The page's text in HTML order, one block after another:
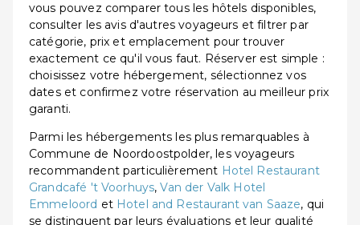
vous pouvez comparer tous les hôtels disponibles,
consulter les avis d'autres voyageurs et filtrer par
catégorie, prix et emplacement pour trouver
exactement ce qu'il vous faut. Réserver est simple :
choisissez votre hébergement, sélectionnez vos
dates et confirmez votre réservation au meilleur prix
garanti.
Parmi les hébergements les plus remarquables à
Commune de Noordoostpolder, les voyageurs
recommandent particulièrement Hotel Restaurant
Grandcafé 't Voorhuys,Van der Valk Hotel
Emmeloord et Hotel and Restaurant van Saaze, qui
se distinguent par leurs évaluations et leur qualité